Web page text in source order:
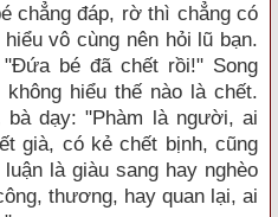
chẳng đáp, rờ thì chẳng có
vô cùng nên hỏi lũ bạn.
bé đã chết rồi!" Song
hiểu thế nào là chết.
bà dạy: "Phàm là người, ai
già, có kẻ chết bịnh, cũng
là giàu sang hay nghèo
thương, hay quan lại, ai